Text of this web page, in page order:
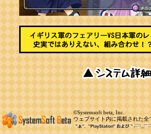
©Systemsoft beta, Inc.
ウェブサイト内に掲載された